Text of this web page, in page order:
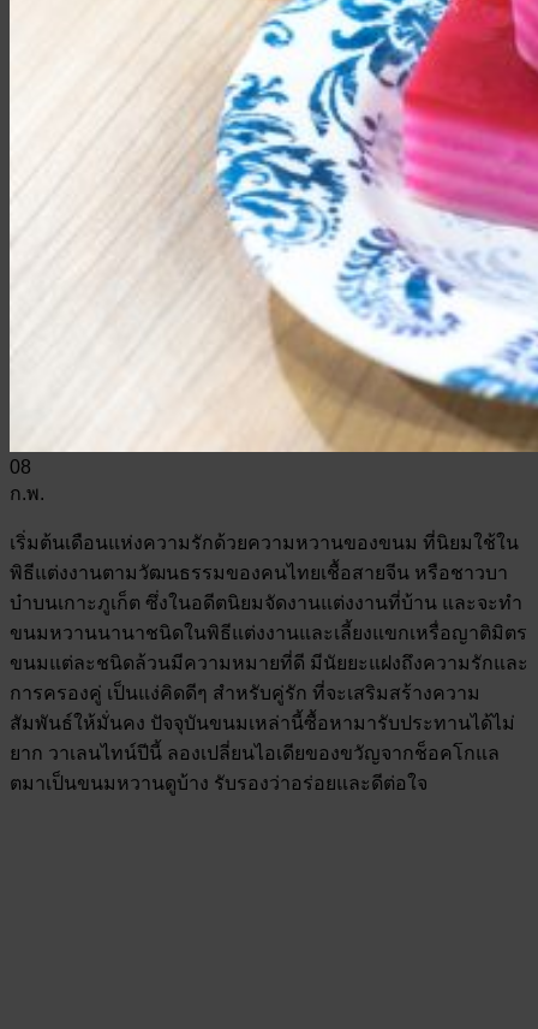
08
ก.พ.
เริ่มต้นเดือนแห่งความรักด้วยความหวานของขนม ที่นิยมใช้ใน
พิธีแต่งงานตามวัฒนธรรมของคนไทยเชื้อสายจีน หรือชาวบา
บ๋าบนเกาะภูเก็ต ซึ่งในอดีตนิยมจัดงานแต่งงานที่บ้าน และจะทำ
ขนมหวานนานาชนิดในพิธีแต่งงานและเลี้ยงแขกเหรื่อญาติมิตร
ขนมแต่ละชนิดล้วนมีความหมายที่ดี มีนัยยะแฝงถึงความรักและ
การครองคู่ เป็นแง่คิดดีๆ สำหรับคู่รัก ที่จะเสริมสร้างความ
สัมพันธ์ให้มั่นคง ปัจจุบันขนมเหล่านี้ซื้อหามารับประทานได้ไม่
ยาก วาเลนไทน์ปีนี้ ลองเปลี่ยนไอเดียของขวัญจากช็อคโกแล
ตมาเป็นขนมหวานดูบ้าง รับรองว่าอร่อยและดีต่อใจ